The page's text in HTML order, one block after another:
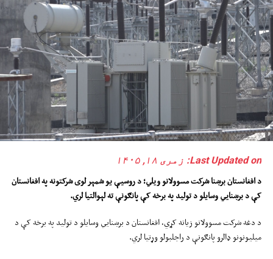
Last Updated on: زمری ۱۸, ۱۴۰۵
د افغانستان برښنا شرکت مسوولانوويلي؛د روسیې یو شمېر لوی شرکتونه په افغانستان
کې د برښنايي وسایلو د تولید په برخه کې پانګونې ته لېوالتیا لري.
د دغه شرکت مسوولانو زیاته کړي، افغانستان د برښنايي وسایلو د تولید په برخه کې د
میلیونونو ډالرو پانګونې د راجلبولو وړتیا لري.